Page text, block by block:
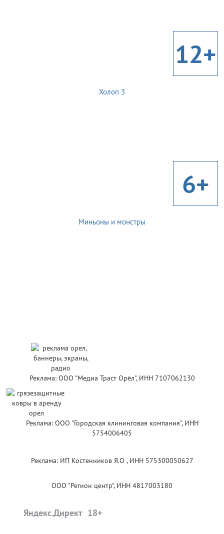
12+
Холоп 3
6+
Миньоны и монстры
Реклама: ООО "Медиа Траст Орёл", ИНН 7107062130
Реклама: ООО "Городская клининговая компания", ИНН
5754006405
Реклама: ИП Костенников Я.О , ИНН 575300050627
ООО "Регион центр", ИНН 4817003180
Яндекс.Директ